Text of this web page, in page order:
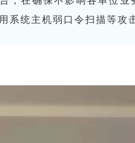
系统主机弱口令扫描等攻